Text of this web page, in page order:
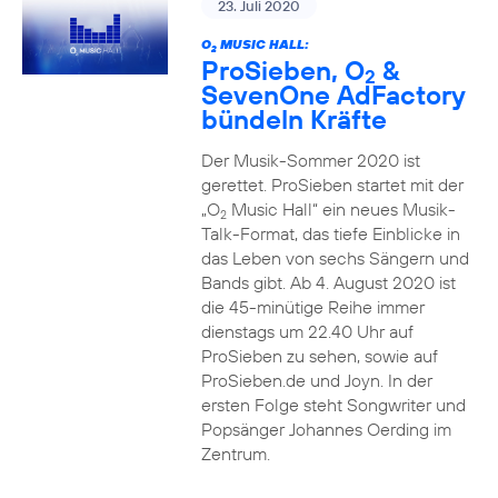
23. Juli 2020
O2MUSIC HALL:
ProSieben, O2 &
SevenOne AdFactory
bündeln Kräfte
Der Musik-Sommer 2020 ist
gerettet. ProSieben startet mit der
„O2Music Hall“ ein neues Musik-
Talk-Format, das tiefe Einblicke in
das Leben von sechs Sängern und
Bands gibt. Ab 4. August 2020 ist
die 45-minütige Reihe immer
dienstags um 22.40 Uhr auf
ProSieben zu sehen, sowie auf
ProSieben.de und Joyn. In der
ersten Folge steht Songwriter und
Popsänger Johannes Oerding im
Zentrum.